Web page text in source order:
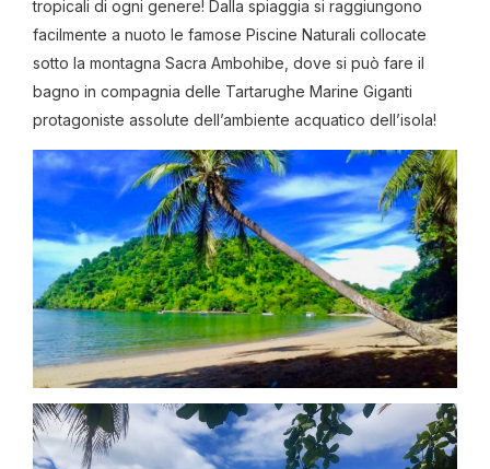
tropicali di ogni genere! Dalla spiaggia si raggiungono
facilmente a nuoto le famose Piscine Naturali collocate
sotto la montagna Sacra Ambohibe, dove si può fare il
bagno in compagnia delle Tartarughe Marine Giganti
protagoniste assolute dell’ambiente acquatico dell’isola!